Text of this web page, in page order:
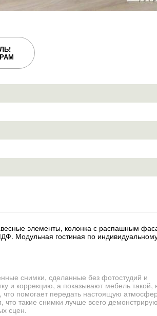
элементы, колонка с распашным
Модульная гостиная по индивидуальному
снимки, сделанные без фотостудий и
и коррекцию, а показывают мебель такой,
помогает передать настоящую
такие снимки лучше всего
сцен.